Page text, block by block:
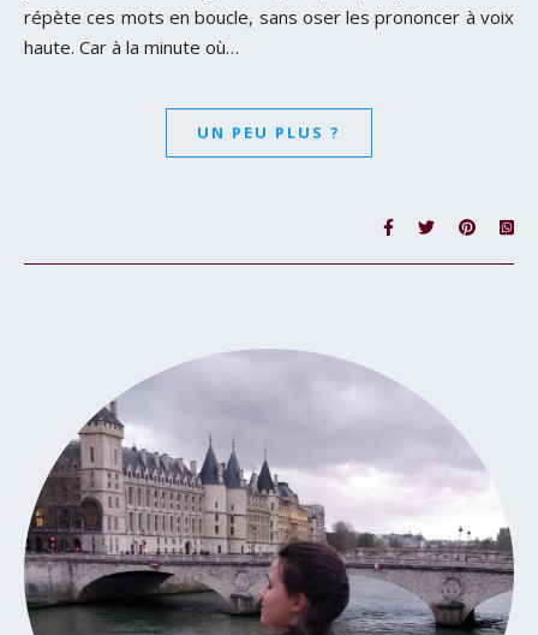
répète ces mots en boucle, sans oser les prononcer à voix
haute. Car à la minute où…
UN PEU PLUS ?